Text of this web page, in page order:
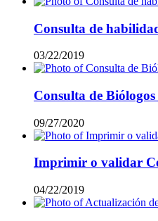
Consulta de
03/22/2019
Consulta de
09/27/2020
Imprimir o validar
04/22/2019